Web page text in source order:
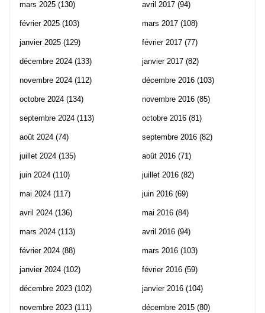
mars 2025 (130)
février 2025 (103)
janvier 2025 (129)
décembre 2024 (133)
novembre 2024 (112)
octobre 2024 (134)
septembre 2024 (113)
août 2024 (74)
juillet 2024 (135)
juin 2024 (110)
mai 2024 (117)
avril 2024 (136)
mars 2024 (113)
février 2024 (88)
janvier 2024 (102)
décembre 2023 (102)
novembre 2023 (111)
avril 2017 (94)
mars 2017 (108)
février 2017 (77)
janvier 2017 (82)
décembre 2016 (103)
novembre 2016 (85)
octobre 2016 (81)
septembre 2016 (82)
août 2016 (71)
juillet 2016 (82)
juin 2016 (69)
mai 2016 (84)
avril 2016 (94)
mars 2016 (103)
février 2016 (59)
janvier 2016 (104)
décembre 2015 (80)